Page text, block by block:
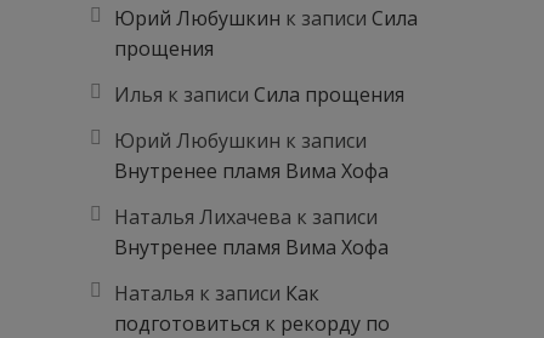
Юрий Любушкин к записи Сила
прощения
Илья к записи Сила прощения
Юрий Любушкин к записи
Внутренее пламя Вима Хофа
Наталья Лихачева к записи
Внутренее пламя Вима Хофа
Наталья к записи Как
подготовиться к рекорду по